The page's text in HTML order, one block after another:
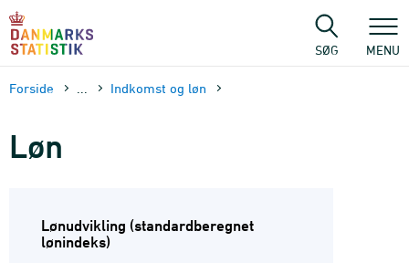
sidens
SØG MENU
Forside Indkomst og løn
Løn
Lønudvikling (standardberegnet
lønindeks)